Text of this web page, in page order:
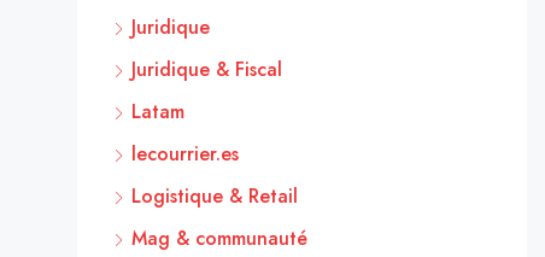
Juridique
Juridique & Fiscal
Latam
lecourrier.es
Logistique & Retail
Mag & communauté